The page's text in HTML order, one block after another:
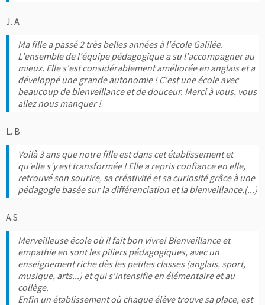
J. A
Ma fille a passé 2 très belles années à l'école Galilée.
L'ensemble de l'équipe pédagogique a su l'accompagner au
mieux. Elle s'est considérablement améliorée en anglais et a
développé une grande autonomie ! C'est une école avec
beaucoup de bienveillance et de douceur. Merci à vous, vous
allez nous manquer !
L. B
Voilà 3 ans que notre fille est dans cet établissement et
qu’elle s’y est transformée ! Elle a repris confiance en elle,
retrouvé son sourire, sa créativité et sa curiosité grâce à une
pédagogie basée sur la différenciation et la bienveillance.(...)
A.S
Merveilleuse école où il fait bon vivre! Bienveillance et
empathie en sont les piliers pédagogiques, avec un
enseignement riche dès les petites classes (anglais, sport,
musique, arts...) et qui s'intensifie en élémentaire et au
collège.
Enfin un établissement où chaque élève trouve sa place, est